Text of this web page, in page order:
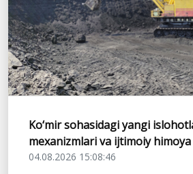
Ko‘mir sohasidagi yangi
mexanizmlari va ijtimoiy himoya
04.08.2026 15:08:46